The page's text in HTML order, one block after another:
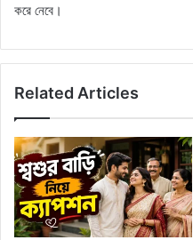
করে নেবে।
Related Articles